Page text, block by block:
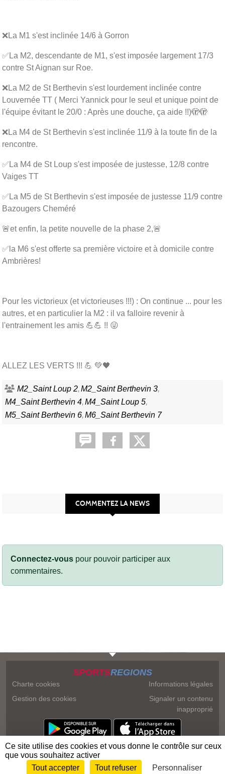
❌La M1 s'est inclinée 14/6 à Gorron
✅La M2, descendante de M1, s'est imposée largement 17/3
contre St Aignan sur Roe.
❌La M2 de St Berthevin s'est lourdement inclinée contre
Louvernée TT ( Merci Yannick pour le seul et unique point de
l'équipe évitant le 20/0 : Après une douche, ça aide !!)🫣🫣
❌La M4 de St Berthevin s'est inclinée 11/9 à la toute fin de la
rencontre.
✅La M4 de St Loup s'est imposée de justesse, 12/8 contre
Vaiges TT
✅La M5 de St Berthevin s'est imposée de justesse 11/9 contre
Bazougers Cheméré
🚨et enfin, la petite nouvelle de la phase 2,🚨
✅la M6 s'est offerte sa première victoire et à domicile contre
Ambrières!
Pour les victorieux (et victorieuses !!!) : On continue ... pour les
autres, et en particulier la M2 : il va falloire revenir à
l'entrainement les amis 💪💪 !! 😜
ALLEZ LES VERTS !!! 💪 💚🖤
M2_Saint Loup 2 M2_Saint Berthevin 3
M4_Saint Berthevin 4 M4_Saint Loup 5
M5_Saint Berthevin 6 M6_Saint Berthevin 7
COMMENTEZ LA NEWS
Connectez-vous pour pouvoir participer aux
commentaires.
SPORTSREGIONS
Charte cookies
Gestion des cookies
Informations légales
Signaler un contenu
inapproprié
Envie de participer ? Connexion
Ce site utilise des cookies et vous donne le contrôle sur ceux
que vous souhaitez activer
Tout accepter
Tout refuser Personnaliser